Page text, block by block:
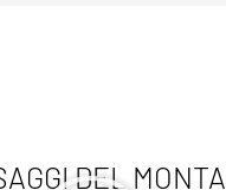
DEL